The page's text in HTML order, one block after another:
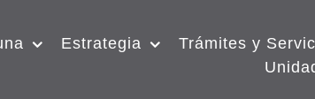
Estrategia
Trámites y